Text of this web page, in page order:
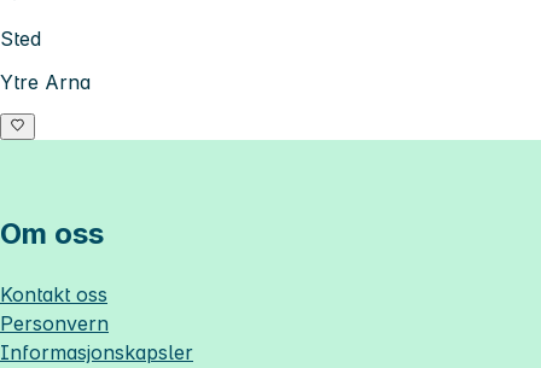
Sted
Ytre Arna
Om oss
Kontakt oss
Personvern
Informasjonskapsler